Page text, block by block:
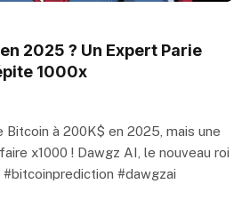
2025 ? Un Expert Parie
1000x
Bitcoin à 200K$ en 2025, mais une
x1000 ! Dawgz AI, le nouveau roi
#bitcoinprediction #dawgzai